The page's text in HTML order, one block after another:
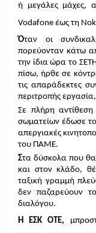
ή μεγάλες μάχες,
Vodafone έως τη
Όταν οι
πορεύονταν κάτω
την ίδια ώρα το
πίσω, ήρθε σε
τις απαράδεκτες
περιτροπής
Σε πλήρη
σωματείων έδωσε
απεργιακές
του ΠΑΜΕ.
Στα δύσκολα που
και στον κλάδο,
ταξική γραμμή
δεν παζαρεύουν
διαλόγου.
Η ΕΣΚ ΟΤΕ,